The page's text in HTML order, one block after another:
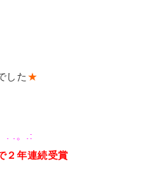
した ★
. .。.:
２年連続受賞